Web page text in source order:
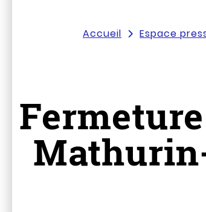
Accueil Espace